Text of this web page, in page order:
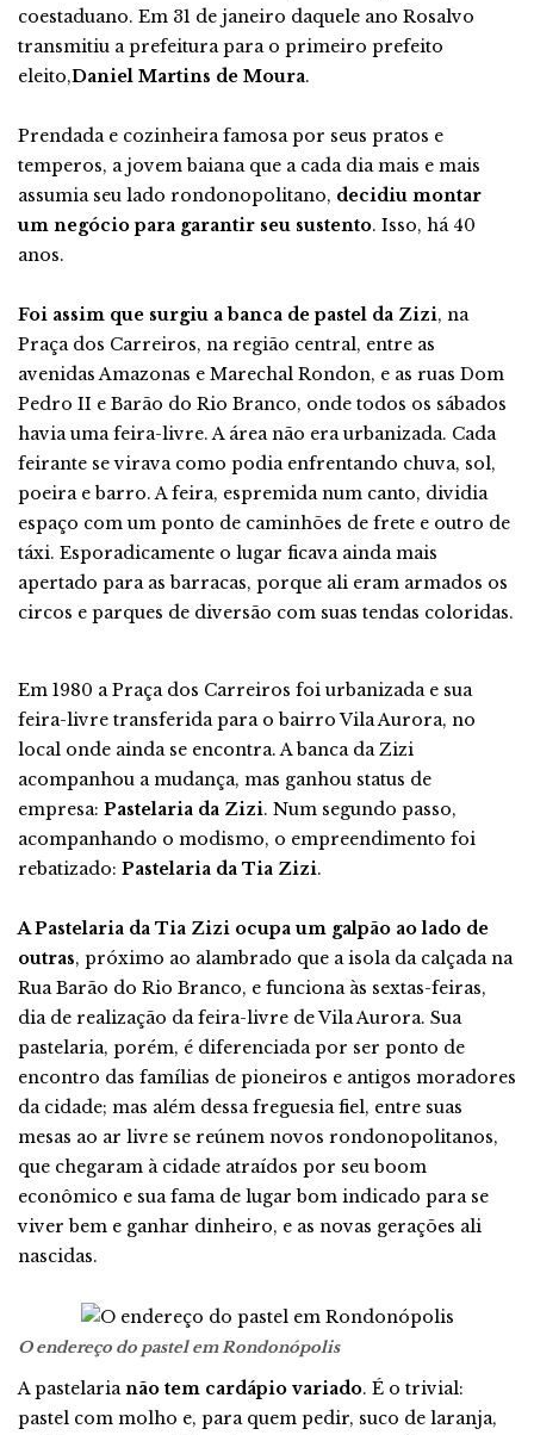
coestaduano. Em 31 de janeiro daquele ano Rosalvo
transmitiu a prefeitura para o primeiro prefeito
eleito,Daniel Martins de Moura.
Prendada e cozinheira famosa por seus pratos e
temperos, a jovem baiana que a cada dia mais e mais
assumia seu lado rondonopolitano, decidiu montar
um negócio para garantir seu sustento. Isso, há 40
anos.
Foi assim que surgiu a banca de pastel da Zizi, na
Praça dos Carreiros, na região central, entre as
avenidas Amazonas e Marechal Rondon, e as ruas Dom
Pedro II e Barão do Rio Branco, onde todos os sábados
havia uma feira-livre. A área não era urbanizada. Cada
feirante se virava como podia enfrentando chuva, sol,
poeira e barro. A feira, espremida num canto, dividia
espaço com um ponto de caminhões de frete e outro de
táxi. Esporadicamente o lugar ficava ainda mais
apertado para as barracas, porque ali eram armados os
circos e parques de diversão com suas tendas coloridas.
Em 1980 a Praça dos Carreiros foi urbanizada e sua
feira-livre transferida para o bairro Vila Aurora, no
local onde ainda se encontra. A banca da Zizi
acompanhou a mudança, mas ganhou status de
empresa: Pastelaria da Zizi. Num segundo passo,
acompanhando o modismo, o empreendimento foi
rebatizado: Pastelaria da Tia Zizi.
A Pastelaria da Tia Zizi ocupa um galpão ao lado de
outras, próximo ao alambrado que a isola da calçada na
Rua Barão do Rio Branco, e funciona às sextas-feiras,
dia de realização da feira-livre de Vila Aurora. Sua
pastelaria, porém, é diferenciada por ser ponto de
encontro das famílias de pioneiros e antigos moradores
da cidade; mas além dessa freguesia fiel, entre suas
mesas ao ar livre se reúnem novos rondonopolitanos,
que chegaram à cidade atraídos por seu boom
econômico e sua fama de lugar bom indicado para se
viver bem e ganhar dinheiro, e as novas gerações ali
nascidas.
O endereço do pastel em Rondonópolis
A pastelarianão tem cardápio variado. É o trivial:
pastel com molho e, para quem pedir, suco de laranja,